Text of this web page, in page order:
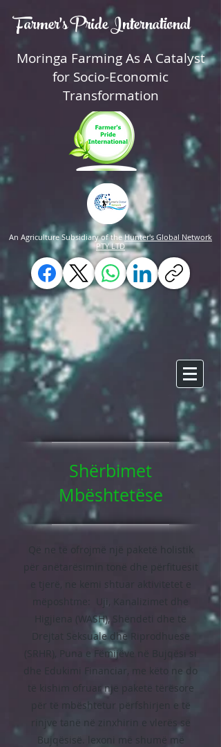
Farmer's Pride International
Moringa Farming As A Catalyst
for Socio-Economic
Transformation
An Agriculture Subsidiary of theHunter's Global Network
PTY LTD
Shërbimet
Mbështetëse
Që ne të ofrojmë një paketë holistik
për anëtarësimin tonë dhe përfituesit
e tjerë, ne kemi shtuar aktivitetet e
mëposhtme: Uji, Kanalizimet dhe
Higjiena (WASH), Shëndeti dhe të
Drejtat Seksuale dhe Riprodhuese
(SRHR), Puna e Fëmijëve në Bujqësi si
dhe Edukimi Financiar, me këto ne do
të kishim ofruar një paketë tërësore
për të mbështetur përfshirjen e të
rinjve tanë në zinxhirin e vlerës së
Bujqësisë. lexoni më shumë më